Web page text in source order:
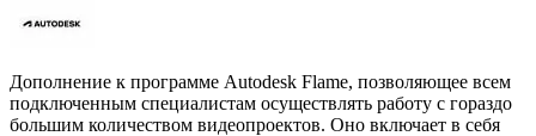
Дополнение к программе Autodesk Flame, позволяющее всем
подключенным специалистам осуществлять работу с гораздо
большим количеством видеопроектов. Оно включает в себя